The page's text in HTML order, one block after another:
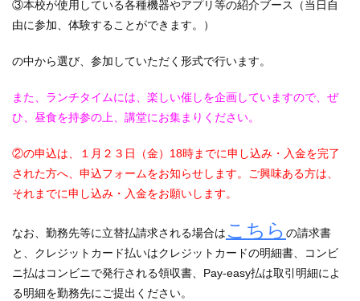
③本校が使用している各種機器やアプリ等の紹介ブース（当日自
由に参加、体験することができます。）
の中から選び、参加していただく形式で行います。
また、ランチタイムには、楽しい催しを企画していますので、ぜ
ひ、昼食を持参の上、講堂にお集まりください。
②の申込は、１月２３日（金）18時までに申し込み・入金を完了
された方へ、申込フォームをお知らせします。ご興味ある方は、
それまでに申し込み・入金をお願いします。
なお、勤務先等に立替払請求される場合は こちら の請求書
と、クレジットカード払いはクレジットカードの明細書、コンビ
ニ払はコンビニで発行される領収書、Pay-easy払は取引明細によ
る明細を勤務先にご提出ください。